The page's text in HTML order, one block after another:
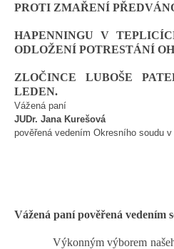
PROTI ZMAŘENÍ
HAPENNINGU V
ODLOŽENÍ POTRESTÁNÍ
ZLOČINCE LUBOŠE
LEDEN.
Vážená paní
JUDr. Jana Kurešová
pověřená vedením Okresního soudu
Vážená paní pověřená vedením
Výkonným výborem